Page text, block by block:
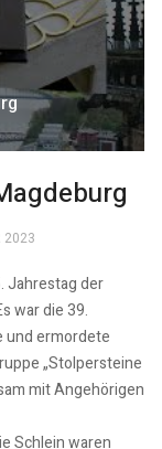
2023
Jahrestag der
war die 39.
und ermordete
„Stolpersteine
mit Angehörigen
Schlein waren